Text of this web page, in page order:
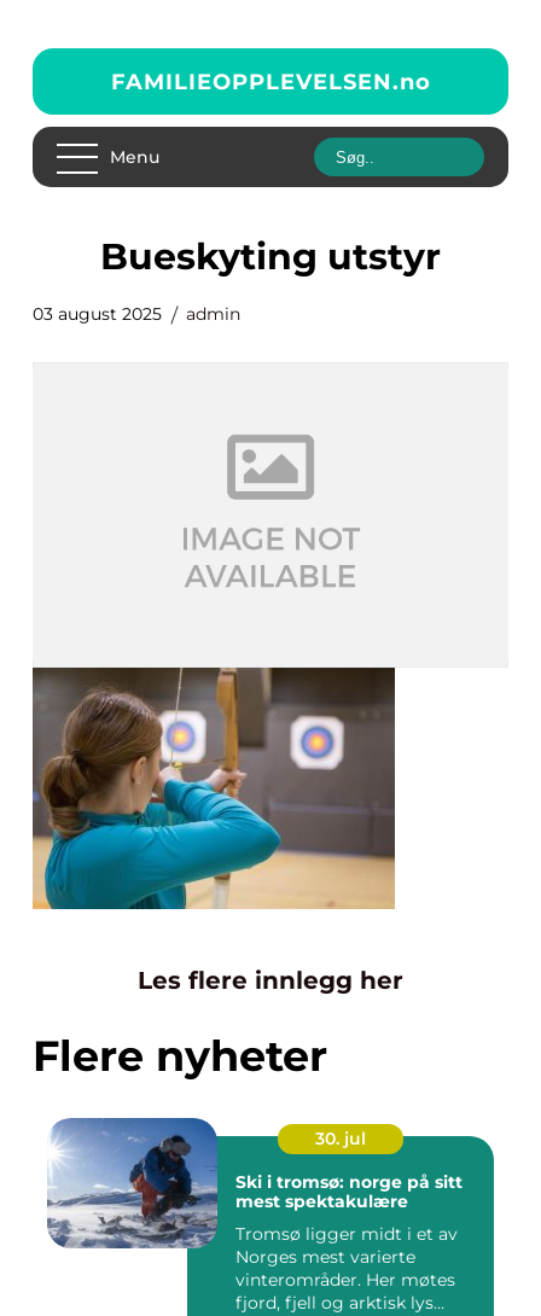
FAMILIEOPPLEVELSEN.no
Menu
bueskyting utstyr
03 august 2025 admin
Les flere innlegg her
Flere nyheter
30. jul
Ski i tromsø: norge på sitt
mest spektakulære
Tromsø ligger midt i et av
Norges mest varierte
vinterområder. Her møtes
fjord, fjell og arktisk lys...